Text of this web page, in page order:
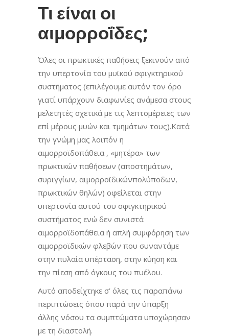
Τι είναι οι
αιμορροΐδες;
Όλες οι πρωκτικές παθήσεις ξεκινούν από
την υπερτονία του μυϊκού σφιγκτηρικού
συστήματος (επιλέγουμε αυτόν τον όρο
γιατί υπάρχουν διαφωνίες ανάμεσα στους
μελετητές σχετικά με τις λεπτομέρειες των
επί μέρους μυών και τμημάτων τους).Κατά
την γνώμη μας λοιπόν η
αιμορροϊδοπάθεια , «μητέρα» των
πρωκτικών παθήσεων (αποστημάτων,
συριγγίων, αιμορροϊδικώνπολύποδων,
πρωκτικών θηλών) οφείλεται στην
υπερτονία αυτού του σφιγκτηρικού
συστήματος ενώ δεν συνιστά
αιμορροϊδοπάθεια ή απλή συμφόρηση των
αιμορροϊδικών φλεβών που συναντάμε
στην πυλαία υπέρταση, στην κύηση και
την πίεση από όγκους του πυέλου.
Αυτό αποδείχτηκε σ’ όλες τις παραπάνω
περιπτώσεις όπου παρά την ύπαρξη
άλλης νόσου τα συμπτώματα υποχώρησαν
με τη διαστολή.